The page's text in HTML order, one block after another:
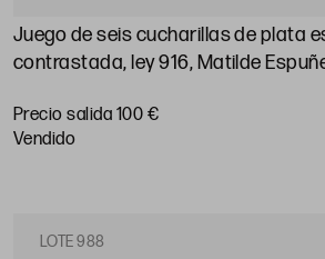
Juego de seis cucharillas de plata
contrastada, ley 916, Matilde
Precio salida 100 €
vendido
LOTE 988